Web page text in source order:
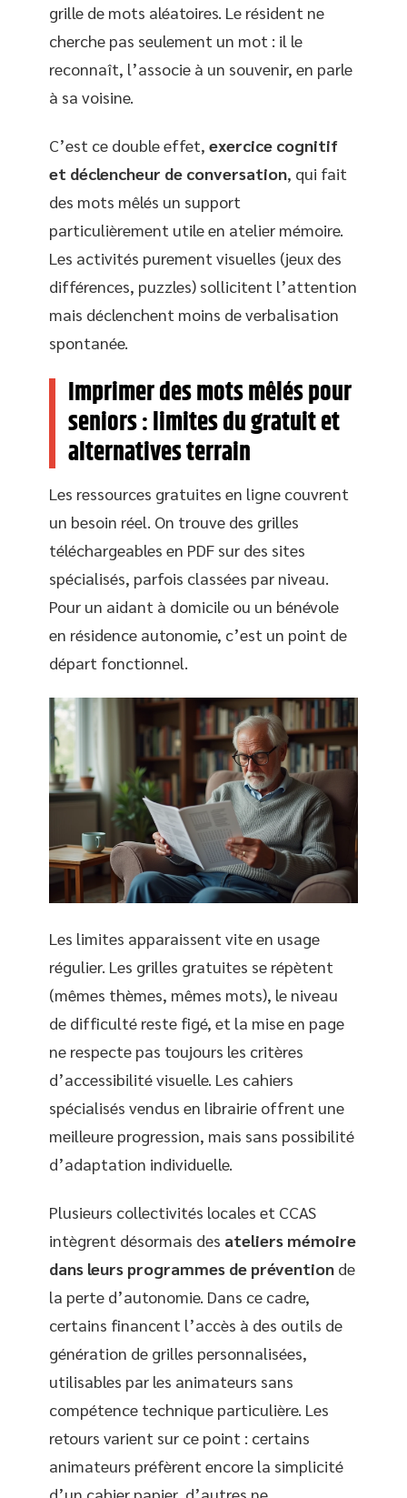
grille de mots aléatoires. Le résident ne
cherche pas seulement un mot : il le
reconnaît, l’associe à un souvenir, en parle
à sa voisine.
C’est ce double effet, exercice cognitif
et déclencheur de conversation, qui fait
des mots mêlés un support
particulièrement utile en atelier mémoire.
Les activités purement visuelles (jeux des
différences, puzzles) sollicitent l’attention
mais déclenchent moins de verbalisation
spontanée.
Imprimer des mots mêlés pour
seniors : limites du gratuit et
alternatives terrain
Les ressources gratuites en ligne couvrent
un besoin réel. On trouve des grilles
téléchargeables en PDF sur des sites
spécialisés, parfois classées par niveau.
Pour un aidant à domicile ou un bénévole
en résidence autonomie, c’est un point de
départ fonctionnel.
Les limites apparaissent vite en usage
régulier. Les grilles gratuites se répètent
(mêmes thèmes, mêmes mots), le niveau
de difficulté reste figé, et la mise en page
ne respecte pas toujours les critères
d’accessibilité visuelle. Les cahiers
spécialisés vendus en librairie offrent une
meilleure progression, mais sans possibilité
d’adaptation individuelle.
Plusieurs collectivités locales et CCAS
intègrent désormais des ateliers mémoire
dans leurs programmes de prévention de
la perte d’autonomie. Dans ce cadre,
certains financent l’accès à des outils de
génération de grilles personnalisées,
utilisables par les animateurs sans
compétence technique particulière. Les
retours varient sur ce point : certains
animateurs préfèrent encore la simplicité